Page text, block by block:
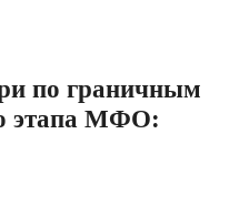
по граничным
этапа МФО: